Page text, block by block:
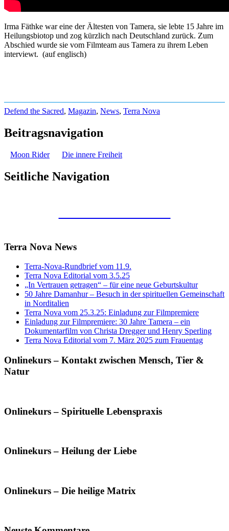
Irma Fäthke war eine der Ältesten von Tamera, sie lebte 15 Jahre im
Heilungsbiotop und zog kürzlich nach Deutschland zurück. Zum
Abschied wurde sie vom Filmteam aus Tamera zu ihrem Leben
interviewt. (auf englisch)
Defend the Sacred, Magazin, News, Terra Nova
Beitragsnavigation
Moon Rider Die innere Freiheit
Seitliche Navigation
Terra Nova News
Terra-Nova-Rundbrief vom 11.9.
Terra Nova Editorial vom 3.5.25
„In Vertrauen getragen“ – für eine neue Geburtskultur
50 Jahre Damanhur – Besuch in der spirituellen Gemeinschaft
in Norditalien
Terra Nova vom 25.3.25: Einladung zur Filmpremiere
Einladung zur Filmpremiere: 30 Jahre Tamera – ein
Dokumentarfilm von Christa Dregger und Henry Sperling
Terra Nova Editorial vom 7. März 2025 zum Frauentag
Onlinekurs – Kontakt zwischen Mensch, Tier &
Natur
Onlinekurs – Spirituelle Lebenspraxis
Onlinekurs – Heilung der Liebe
Onlinekurs – Die heilige Matrix